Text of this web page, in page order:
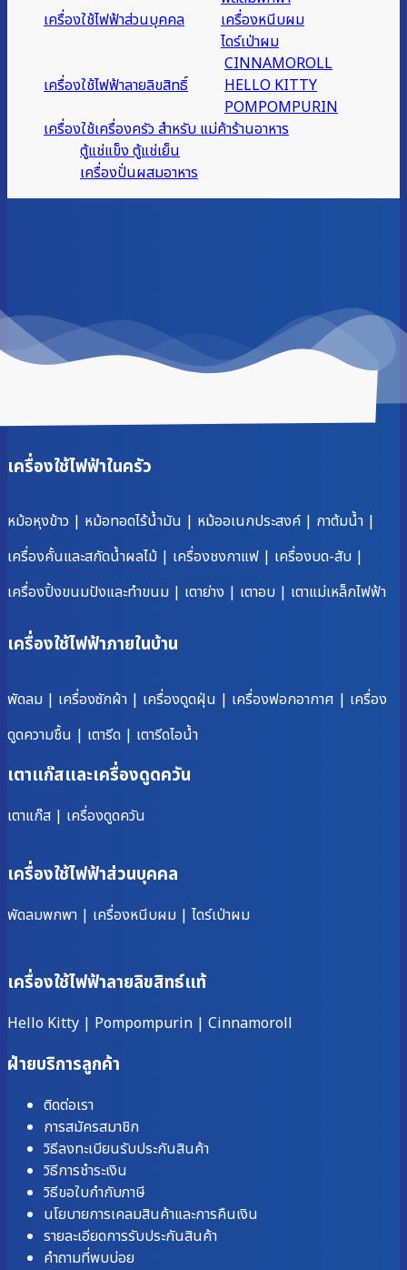
เครื่องใช้ไฟฟ้าส่วนบุคคล
เครื่องหนีบผม
ไดร์เป่าผม
เครื่องใช้ไฟฟ้าลายลิขสิทธิ์
CINNAMOROLL
HELLO KITTY
POMPOMPURIN
เครื่องใช้เครื่องครัว สำหรับ แม่ค้าร้านอาหาร
ตู้แช่แข็ง ตู้แช่เย็น
เครื่องปั่นผสมอาหาร
เครื่องใช้ไฟฟ้าในครัว
หม้อหุงข้าว | หม้อทอดไร้น้ำมัน | หม้ออเนกประสงค์ | กาต้มน้ำ |
เครื่องคั้นและสกัดน้ำผลไม้ | เครื่องชงกาแฟ | เครื่องบด-สับ |
เครื่องปิ้งขนมปังและทำขนม | เตาย่าง | เตาอบ | เตาแม่เหล็กไฟฟ้า
เครื่องใช้ไฟฟ้าภายในบ้าน
พัดลม | เครื่องซักผ้า | เครื่องดูดฝุ่น | เครื่องฟอกอากาศ | เครื่อง
ดูดความชื้น | เตารีด | เตารีดไอน้ำ
เตาแก๊สและเครื่องดูดควัน
เตาแก๊ส | เครื่องดูดควัน
เครื่องใช้ไฟฟ้าส่วนบุคคล
พัดลมพกพา | เครื่องหนีบผม | ไดร์เป่าผม
เครื่องใช้ไฟฟ้าลายลิขสิทธ์แท้
Hello Kitty | Pompompurin | Cinnamoroll
ฝ่ายบริการลูกค้า
ติดต่อเรา
การสมัครสมาชิก
วิธีลงทะเบียนรับประกันสินค้า
วิธีการชำระเงิน
วิธีขอใบกำกับภาษี
นโยบายการเคลมสินค้าและการคืนเงิน
รายละเอียดการรับประกันสินค้า
คำถามที่พบบ่อย